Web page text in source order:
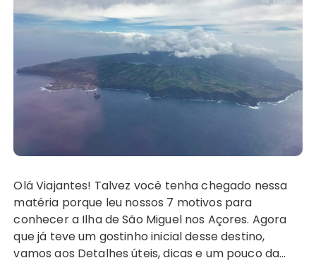
Olá Viajantes! Talvez você tenha chegado nessa
matéria porque leu nossos 7 motivos para
conhecer a Ilha de São Miguel nos Açores. Agora
que já teve um gostinho inicial desse destino,
vamos aos Detalhes úteis, dicas e um pouco da…